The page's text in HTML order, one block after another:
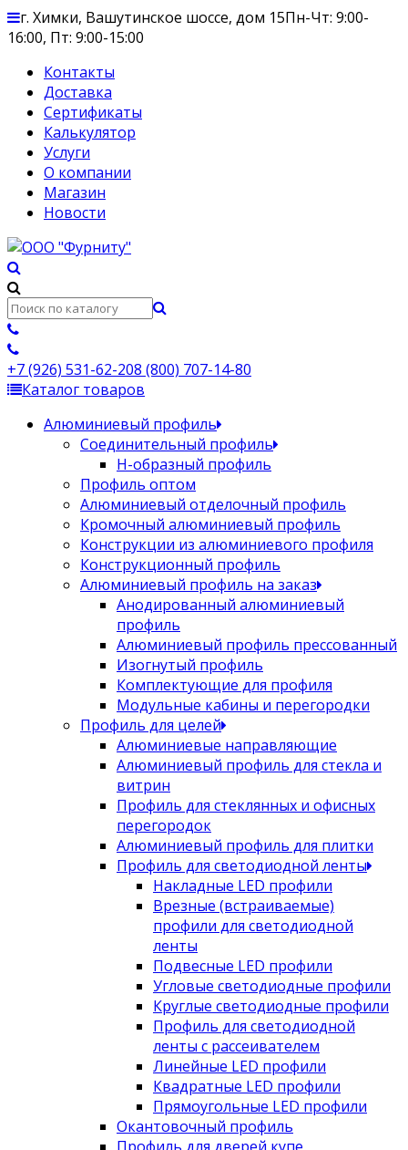
г. Химки, Вашутинское шоссе, дом 15Пн-Чт: 9:00-
16:00, Пт: 9:00-15:00
Контакты
Доставка
Сертификаты
Калькулятор
Услуги
О компании
Магазин
Новости
+7 (926) 531-62-208 (800) 707-14-80
Каталог товаров
Алюминиевый профиль
Соединительный профиль
Н-образный профиль
Профиль оптом
Алюминиевый отделочный профиль
Кромочный алюминиевый профиль
Конструкции из алюминиевого профиля
Конструкционный профиль
Алюминиевый профиль на заказ
Анодированный алюминиевый
профиль
Алюминиевый профиль прессованный
Изогнутый профиль
Комплектующие для профиля
Модульные кабины и перегородки
Профиль для целей
Алюминиевые направляющие
Алюминиевый профиль для стекла и
витрин
Профиль для стеклянных и офисных
перегородок
Алюминиевый профиль для плитки
Профиль для светодиодной ленты
Накладные LED профили
Врезные (встраиваемые)
профили для светодиодной
ленты
Подвесные LED профили
Угловые светодиодные профили
Круглые светодиодные профили
Профиль для светодиодной
ленты с рассеивателем
Линейные LED профили
Квадратные LED профили
Прямоугольные LED профили
Окантовочный профиль